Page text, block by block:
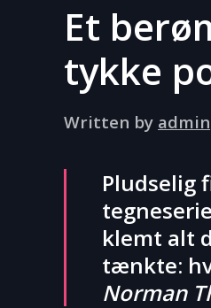
Et
tykke
Written by admin
Pludselig
klemt alt
tænkte:
Norman